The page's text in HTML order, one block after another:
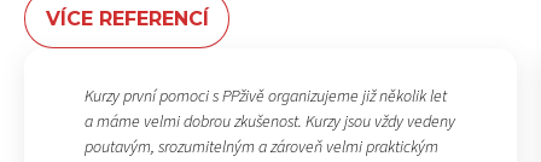
VÍCE REFERENCÍ
Kurzy první pomoci s PPživě organizujeme již několik let
a máme velmi dobrou zkušenost. Kurzy jsou vždy vedeny
poutavým, srozumitelným a zároveň velmi praktickým